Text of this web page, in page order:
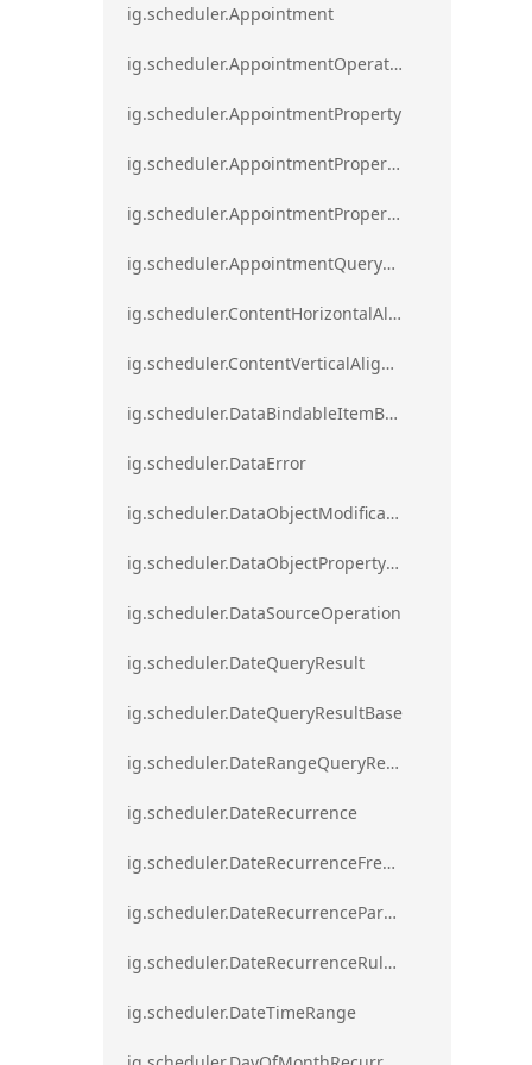
ig.scheduler.Appointment
ig.scheduler.AppointmentOperationResult
ig.scheduler.AppointmentProperty
ig.scheduler.AppointmentPropertyMapping
ig.scheduler.AppointmentPropertyMappingsCollection
ig.scheduler.AppointmentQueryResult
ig.scheduler.ContentHorizontalAlignment
ig.scheduler.ContentVerticalAlignment
ig.scheduler.DataBindableItemBase
ig.scheduler.DataError
ig.scheduler.DataObjectModificationError`1
ig.scheduler.DataObjectPropertyAccessError`1
ig.scheduler.DataSourceOperation
ig.scheduler.DateQueryResult
ig.scheduler.DateQueryResultBase
ig.scheduler.DateRangeQueryResultBase
ig.scheduler.DateRecurrence
ig.scheduler.DateRecurrenceFrequency
ig.scheduler.DateRecurrenceParseError
ig.scheduler.DateRecurrenceRuleBase
ig.scheduler.DateTimeRange